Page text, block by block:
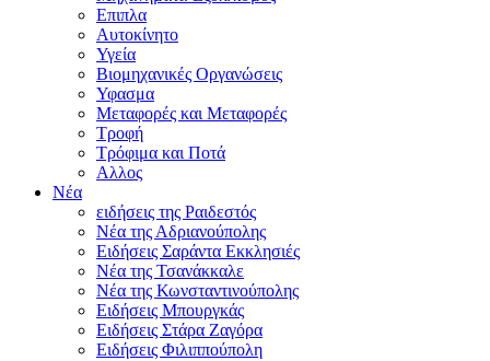
Επιπλα
Αυτοκίνητο
Υγεία
Βιομηχανικές Οργανώσεις
Υφασμα
Μεταφορές και Μεταφορές
Τροφή
Τρόφιμα και Ποτά
Αλλος
Νέα
ειδήσεις της Ραιδεστός
Νέα της Αδριανούπολης
Ειδήσεις Σαράντα Εκκλησιές
Νέα της Τσανάκκαλε
Νέα της Κωνσταντινούπολης
Ειδήσεις Μπουργκάς
Ειδήσεις Στάρα Ζαγόρα
Ειδήσεις Φιλιππούπολη